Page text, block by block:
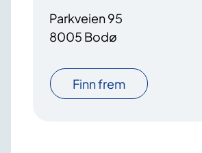
Parkveien 95
8005 Bodø
Finn frem